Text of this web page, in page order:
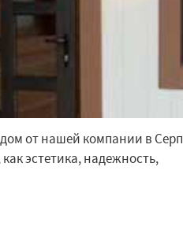
Лесной Городок
Малаховка
от нашей компании в
эстетика, надежность,